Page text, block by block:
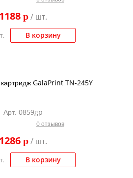
1188 p/ шт.
В корзину
GalaPrint TN-245Y
Арт. 0859gp
0 отзывов
1286 p/ шт.
В корзину